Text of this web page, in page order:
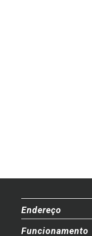
Endereço
Funcionamento